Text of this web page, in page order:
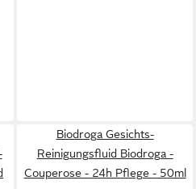
Biodroga Gesichts-
Reinigungsfluid Biodroga -
Couperose - 24h Pflege - 50ml